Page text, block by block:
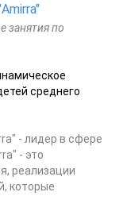
занятия по
среднего
- лидер в сфере
- это
реализации
которые